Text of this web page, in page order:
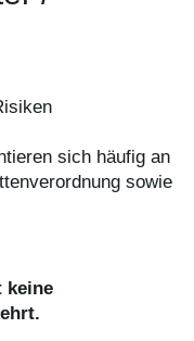
sich häufig an
sowie
keine